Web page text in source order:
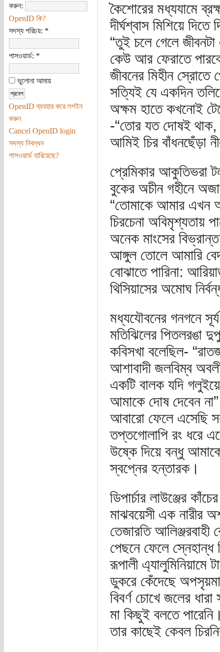
করুন:
OpenID কি?
সদস্য পরিচয়: *
পাসওয়ার্ড: *
ভুলোনা আমায়
OpenID ব্যবহার করে লগইন
করুন
Cancel OpenID login
সদস্য নিবন্ধন
পাসওয়ার্ড হারিয়েছে?
কৈশোরের মধ্যযামে
দীর্ঘশ্বাস মিশিয়ে
“তুই চলে গেলে
কেউ আর ফেরাতে
জীবনের মিহীন স্রোতে
সত্যিই যে একদিন
অক্ষম হাতে কখনোই
-“তোর যত দোষই থাক,
আমিই চির বাঁধনছেঁড়া
প্রেমিকার আকুতিভরা
বুকের অচীন গহীনে
“তোমাকে আমার এখন
চিরচেনা অবিমৃশ্যতায়
অনেক মাংসের
আঙ্গুল তোলে আমারি
বোঝাতে পারিনা:
থিসিয়াসের অমোঘ
মধ্যযৌবনের গনগনে সূর্য
মতিঝিলের পিতলরঙা
কবিসখা বলেছিল-
আশাবাদী জলবিম্ব
একটি বালক যদি
আমাকে দোষ দেবেন
আবারো ফেলে এসেছি
তপ্তগোলাপি রং ধরে
উষ্কে দিয়ে বন্ধু
স্বপ্নের হন্তারক।
ডিপার্চার লাউঞ্জের
মাঝবয়েসী এক নারীর
তেজারতি
পেছনে ফেলে স্নেহান্ধ
রূপালী এ্যালুমিনিয়ামে
ডুকরে কেঁদেছে
বিবর্ণ চোখে জলের
মা কিছুই বলতে
তার কাছেই কেবল